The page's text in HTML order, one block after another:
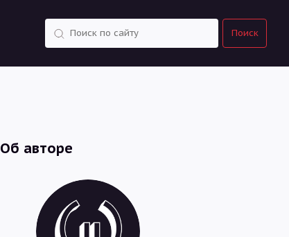
Поиск
Об авторе